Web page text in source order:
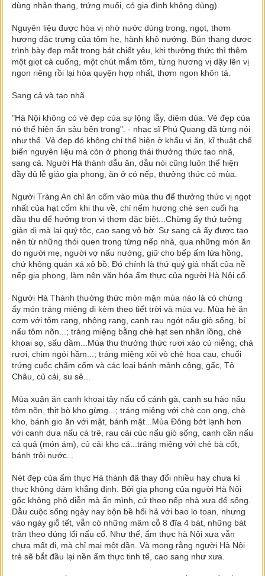
dùng nhân thang, trứng muối, có gia đình không dùng).
Nguyên liệu được hòa vị nhờ nước dùng trong, ngọt, thơm
hương đặc trưng của tôm he, hành khô nướng. Bún thang được
trình bày đẹp mắt trong bát chiết yêu, khi thưởng thức thì thêm
một giọt cà cuống, một chút mắm tôm, từng hương vị dậy lên vị
ngon riêng rồi lại hòa quyện hợp nhất, thơm ngon khôn tả.
Sang cả và tao nhã
"Hà Nội không có vẻ đẹp của sự lộng lẫy, diêm dúa. Vẻ đẹp của
nó thể hiện ẩn sâu bên trong". - nhạc sĩ Phú Quang đã từng nói
như thế. Vẻ đẹp đó không chỉ thể hiện ở khẩu vị ăn, kĩ thuật chế
biến nguyên liệu mà còn ở phong thái thưởng thức tao nhã,
sang cả. Người Hà thành dẫu ăn, dẫu nói cũng luôn thể hiện
đầy đủ lễ giáo gia phong, ăn ở có nếp, thưởng thức có mùa.
Người Tràng An chỉ ăn cốm vào mùa thu để thưởng thức vị ngọt
nhất của hạt cốm khi thu về, chỉ nếm hương chè sen cuối hạ
đầu thu để hưởng trọn vị thơm đặc biệt...Chừng ấy thứ tưởng
giản dị mà lại quý tộc, cao sang vô bờ. Sự sang cả ấy được tạo
nên từ những thói quen trong từng nếp nhà, qua những món ăn
do người mẹ, người vợ nấu nướng, giữ cho bếp ấm lửa hồng,
chứ không quán xá xô bồ. Đó chính là thứ quý giá nhất của nề
nếp gia phong, làm nên văn hóa ẩm thực của người Hà Nội cổ.
Người Hà Thành thưởng thức món mặn mùa nào là có chừng
ấy món tráng miệng đi kèm theo tiết trời và mùa vụ. Mùa hè ăn
cơm với tôm rang, nhộng rang, canh rau ngót nấu giò sống, bí
nấu tôm nõn...; tráng miệng bằng chè hạt sen nhãn lồng, chè
khoai sọ, sấu dầm...Mùa thu thưởng thức rươi xào củ niễng, chả
rươi, chim ngói hầm...; tráng miệng xôi vò chè hoa cau, chuối
trứng cuốc chấm cốm và các loại bánh mảnh cộng, gấc, Tô
Châu, củ cải, su sê...
Mùa xuân ăn canh khoai tây nấu cổ cánh gà, canh su hào nấu
tôm nõn, thịt bò kho gừng...; tráng miệng với chè con ong, chè
kho, bánh gio ăn với mật, bánh mật...Mùa Đông bớt lạnh hơn
với canh dưa nấu cá trê, rau cải cúc nấu giò sống, canh cần nấu
cá quả (món ám), củ cải kho cá...tráng miệng với chè bà cốt,
bánh trôi nước...
Nét đẹp của ẩm thực Hà thành đã thay đổi nhiều hay chưa kì
thực không dám khẳng định. Bởi gia phong của người Hà Nội
gốc không phô diễn mà ẩn mình, cứ theo nếp nhà xưa để sống.
Dẫu cuộc sống ngày nay bộn bề hối hả với bao lo toan, nhưng
vào ngày giỗ tết, vẫn có những mâm cỗ 8 đĩa 4 bát, những bát
trân theo đúng lối nấu cổ. Như thế, ẩm thực hà Nội xưa vẫn
chưa mất đi, mà chỉ mai một dần. Và mong rằng người Hà Nội
trẻ sẽ bắt đầu lại nền ẩm thực tinh tế, cao sang như xưa.